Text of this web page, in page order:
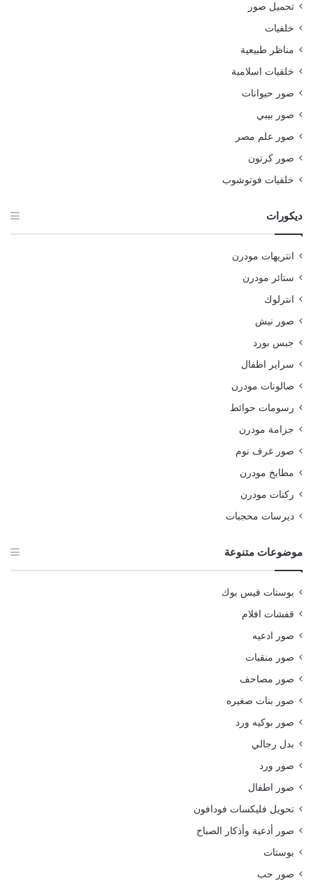
تحميل صور
خلفيات
مناظر طبيعية
خلفيات اسلامية
صور حيوانات
صور بيبي
صور علم مصر
صور كرتون
خلفيات فوتوشوب
ديكورات
انتريهات مودرن
ستائر مودرن
انترلوك
صور نيش
جبس بورد
سراير اطفال
صالونات مودرن
رسومات حوائط
جزامة مودرن
صور غرف نوم
مطابخ مودرن
ركنات مودرن
ديرسات محجبات
موضوعات متنوعة
بوستات فيس بوك
قفشات افلام
صور ادعيه
صور منقبات
صور مصاحف
صور بنات صغيره
صور بوكيه ورد
بدل رجالي
صور ورد
صور اطفال
تحويل فليكسات فودافون
صور أدعية وأذكار الصباح
بوستات
صور حب